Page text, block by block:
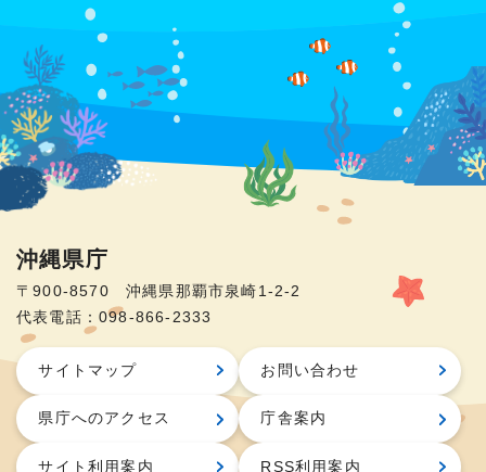
沖縄県庁
〒900-8570 沖縄県那覇市泉崎1-2-2
代表電話：098-866-2333
サイトマップ お問い合わせ
県庁へのアクセス 庁舎案内
サイト利用案内 RSS利用案内